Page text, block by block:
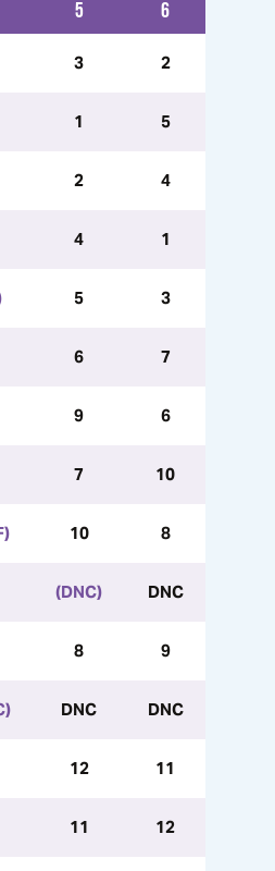
5 6
3 2
1 5
2 4
4 1
5 3
6 7
9 6
7 10
10 8
(DNC) DNC
8 9
DNC DNC
12 11
11 12